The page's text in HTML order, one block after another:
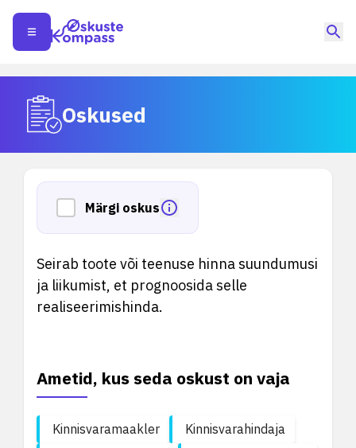
Oskused
Märgi oskus
Seirab toote või teenuse hinna suundumusi
ja liikumist, et prognoosida selle
realiseerimishinda.
Ametid, kus seda oskust on vaja
Kinnisvaramaakler
Kinnisvarahindaja